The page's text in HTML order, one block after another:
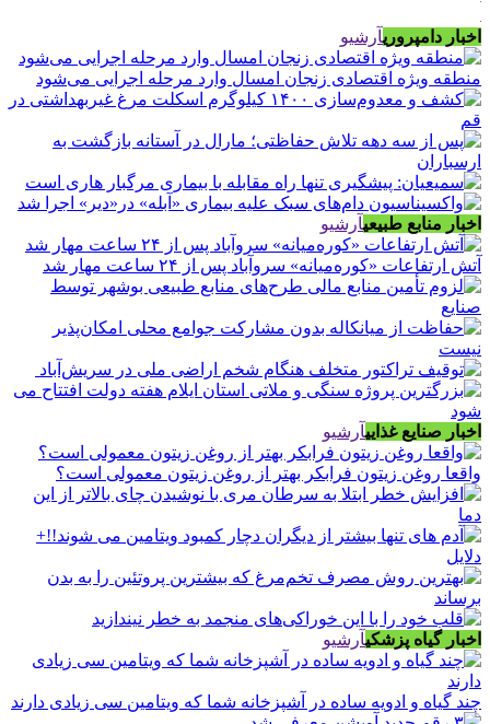
اخبار دامپروریآرشیو
منطقه ویژه اقتصادی زنجان امسال وارد مرحله اجرایی می‌شود
اخبار منابع طبیعیآرشیو
آتش ارتفاعات «کوره‌میانه» سروآباد پس از ۲۴ ساعت مهار شد
اخبار صنایع غذاییآرشیو
واقعا روغن زیتون فرابکر بهتر از روغن زیتون معمولی است؟
اخبار گیاه پزشکیآرشیو
چند گیاه و ادویه ساده در آشپزخانه شما که ویتامین سی زیادی دارند